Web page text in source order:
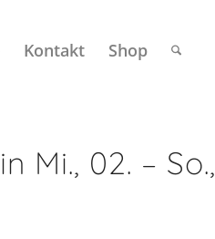
Kontakt Shop
Mi., 02. – So.,